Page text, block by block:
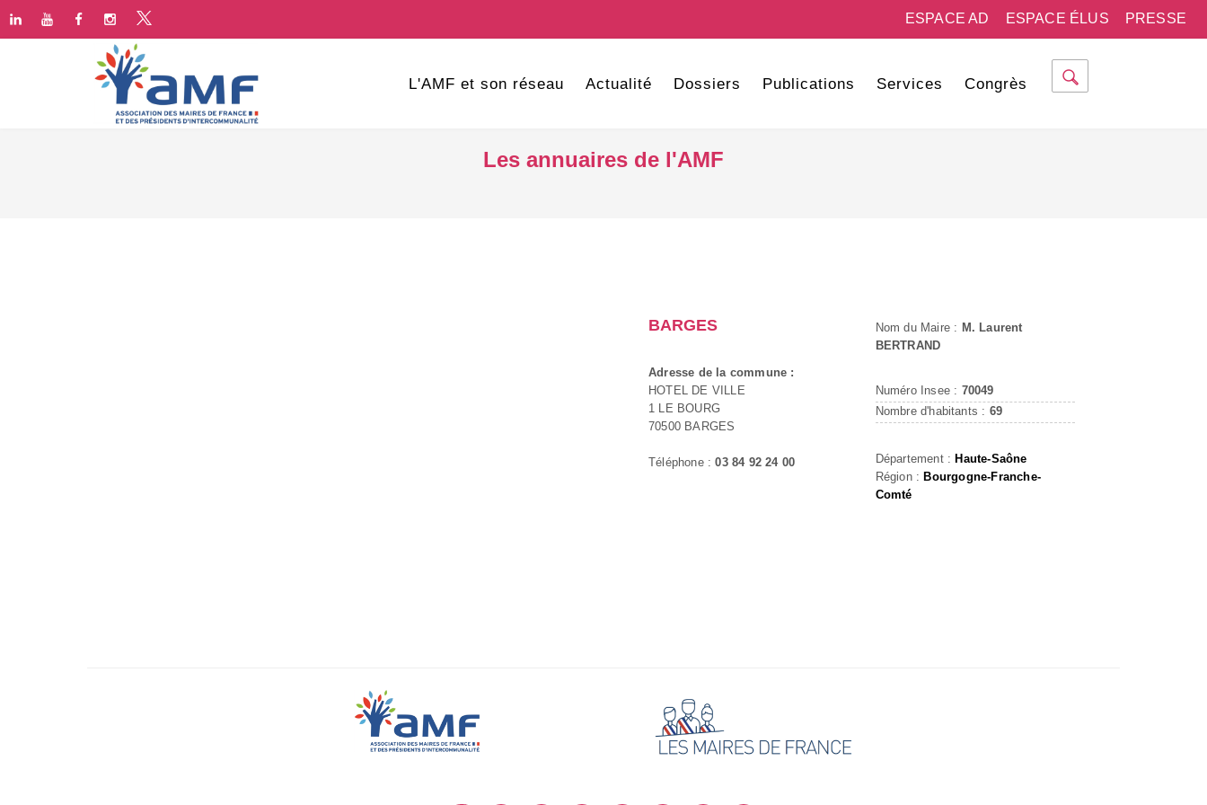
PRESSE
ESPACE ÉLUS
ESPACE AD
L'AMF et son réseau Actualité Dossiers Publications Services Congrès
Les annuaires de l'AMF
BARGES
Adresse de la commune :
HOTEL DE VILLE
1 LE BOURG
70500 BARGES
Téléphone :03 84 92 24 00
Nom du Maire : M. Laurent
BERTRAND
Numéro Insee : 70049
Nombre d'habitants : 69
Département : Haute-Saône
Région : Bourgogne-Franche-
Comté